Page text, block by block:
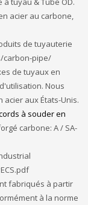
en acier au carbone,
de tuyauterie
carbon-pipe/
de tuyaux en
Nous
aux États-Unis.
à souder en
carbone: A / SA-
fabriqués à partir
à la norme